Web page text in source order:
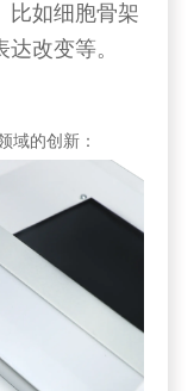
比如细胞骨架
改变等。
的创新：